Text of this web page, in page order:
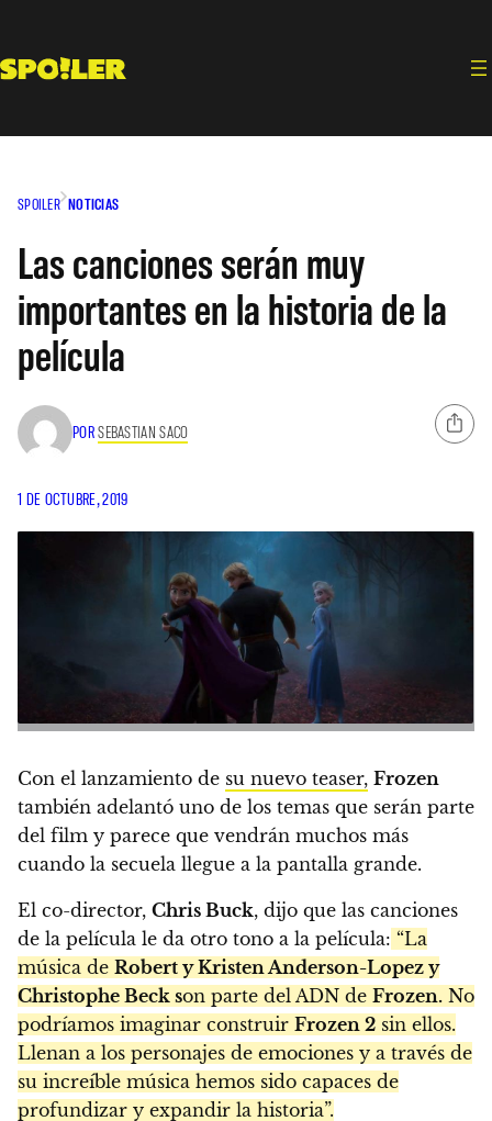
contenido
SPOILER NOTICIAS
Las canciones serán muy
importantes en la historia de la
película
PORSEBASTIAN SACO
1 DE OCTUBRE, 2019
Con el lanzamiento de su nuevo teaser, Frozen
también adelantó uno de los temas que serán parte
del film y parece que vendrán muchos más
cuando la secuela llegue a la pantalla grande.
El co-director, Chris Buck, dijo que las canciones
de la película le da otro tono a la película: “La
música de Robert y Kristen Anderson-Lopez y
Christophe Beck son parte del ADN de Frozen. No
podríamos imaginar construir Frozen 2 sin ellos.
Llenan a los personajes de emociones y a través de
su increíble música hemos sido capaces de
profundizar y expandir la historia”.